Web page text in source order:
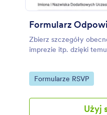
Formularz
Zbierz szczegóły
imprezie itp. dzięki
Go to Category:
Formularze RSVP
Użyj